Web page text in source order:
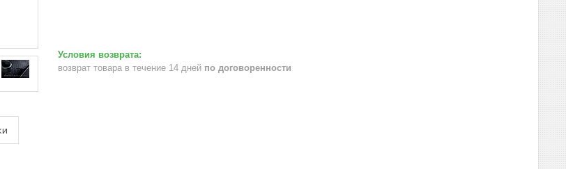
возврат товара в течение 14 дней по договоренности